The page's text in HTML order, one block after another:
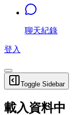
聊天紀錄
登入
Toggle Sidebar
載入資料中